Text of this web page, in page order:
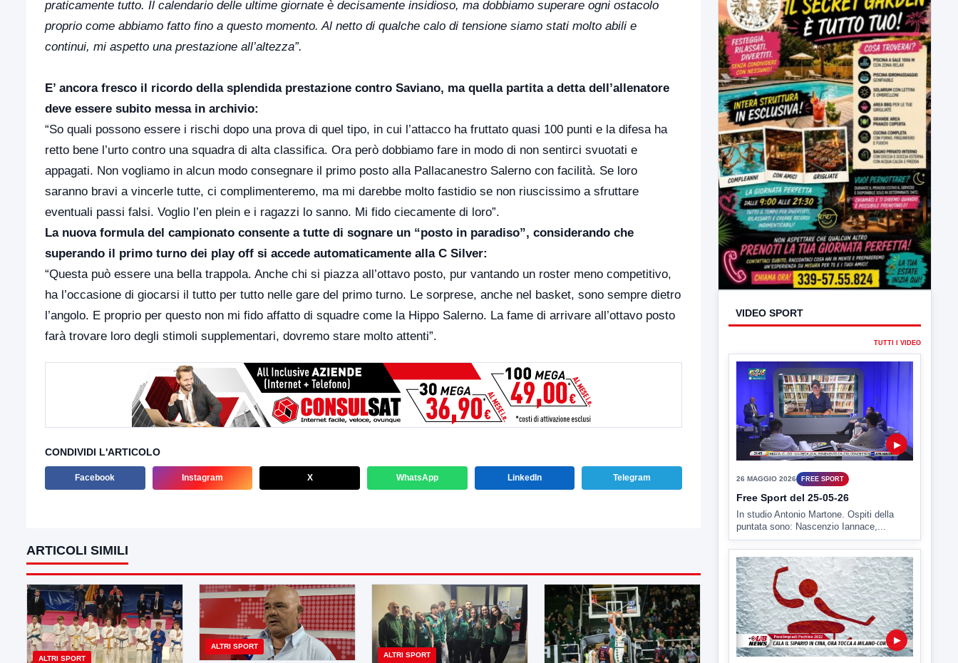
praticamente tutto. Il calendario delle ultime giornate è decisamente insidioso, ma dobbiamo superare ogni ostacolo
proprio come abbiamo fatto fino a questo momento. Al netto di qualche calo di tensione siamo stati molto abili e
continui, mi aspetto una prestazione all’altezza”.
E’ ancora fresco il ricordo della splendida prestazione contro Saviano, ma quella partita a detta dell’allenatore
deve essere subito messa in archivio:
“So quali possono essere i rischi dopo una prova di quel tipo, in cui l’attacco ha fruttato quasi 100 punti e la difesa ha
retto bene l’urto contro una squadra di alta classifica. Ora però dobbiamo fare in modo di non sentirci svuotati e
appagati. Non vogliamo in alcun modo consegnare il primo posto alla Pallacanestro Salerno con facilità. Se loro
saranno bravi a vincerle tutte, ci complimenteremo, ma mi darebbe molto fastidio se non riuscissimo a sfruttare
eventuali passi falsi. Voglio l’en plein e i ragazzi lo sanno. Mi fido ciecamente di loro”.
La nuova formula del campionato consente a tutte di sognare un “posto in paradiso”, considerando che
superando il primo turno dei play off si accede automaticamente alla C Silver:
“Questa può essere una bella trappola. Anche chi si piazza all’ottavo posto, pur vantando un roster meno competitivo,
ha l’occasione di giocarsi il tutto per tutto nelle gare del primo turno. Le sorprese, anche nel basket, sono sempre dietro
l’angolo. E proprio per questo non mi fido affatto di squadre come la Hippo Salerno. La fame di arrivare all’ottavo posto
farà trovare loro degli stimoli supplementari, dovremo stare molto attenti”.
CONDIVIDI L'ARTICOLO
Facebook Instagram X WhatsApp LinkedIn Telegram
ARTICOLI SIMILI
ALTRI SPORT
ALTRI SPORT
ALTRI SPORT
VIDEO SPORT
TUTTI I VIDEO
▶
26 MAGGIO 2026 FREE SPORT
Free Sport del 25-05-26
In studio Antonio Martone. Ospiti della
puntata sono: Nascenzio Iannace,...
14 MARZO 2022 SPORT GENERICI
Paralimpiadi Pechino 2022, cala il
sipario
Paralimpiadi Pechino 2022, cala il sipario